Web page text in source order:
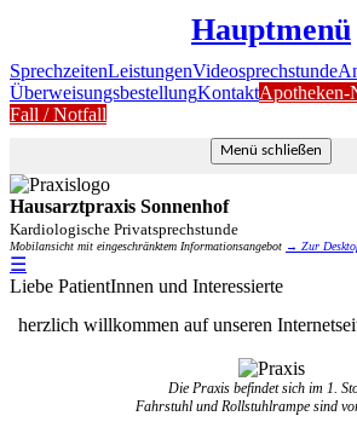
Hauptmenü
SprechzeitenLeistungenVideosprechstunde
ÜberweisungsbestellungKontaktApotheken-
Fall / Notfall
Menü schließen
Hausarztpraxis Sonnenhof
Kardiologische Privatsprechstunde
Mobilansicht mit eingeschränktem Informationsangebot → Zur
☰
Liebe PatientInnen und Interessierte
herzlich willkommen auf unseren
Die Praxis befindet sich im 1.
Fahrstuhl und Rollstuhlrampe sind